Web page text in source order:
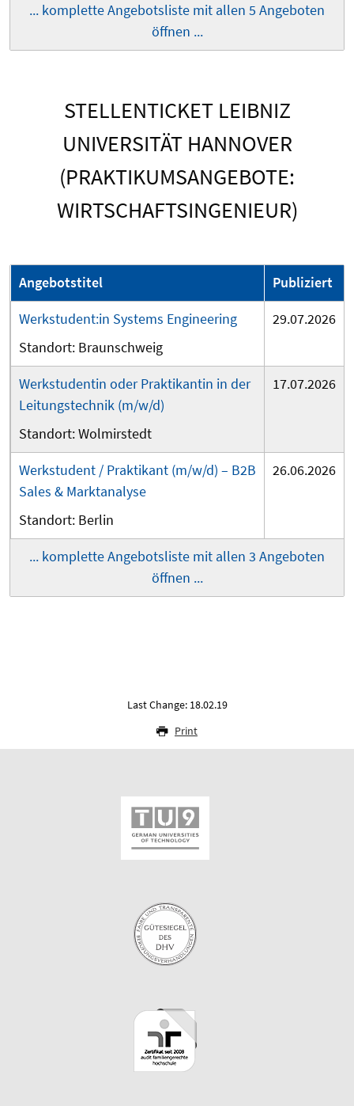
... komplette Angebotsliste mit allen 5 Angeboten
öffnen ...
STELLENTICKET LEIBNIZ
UNIVERSITÄT HANNOVER
(PRAKTIKUMSANGEBOTE:
WIRTSCHAFTSINGENIEUR)
Angebotstitel
Publiziert
Werkstudent:in Systems Engineering
Braunschweig
29.07.2026
Werkstudentin oder Praktikantin in der
Leitungstechnik (m/w/d)
Wolmirstedt
17.07.2026
Werkstudent / Praktikant (m/w/d) – B2B
Sales & Marktanalyse
Berlin
26.06.2026
... komplette Angebotsliste mit allen 3 Angeboten
öffnen ...
Last Change: 18.02.19
Print